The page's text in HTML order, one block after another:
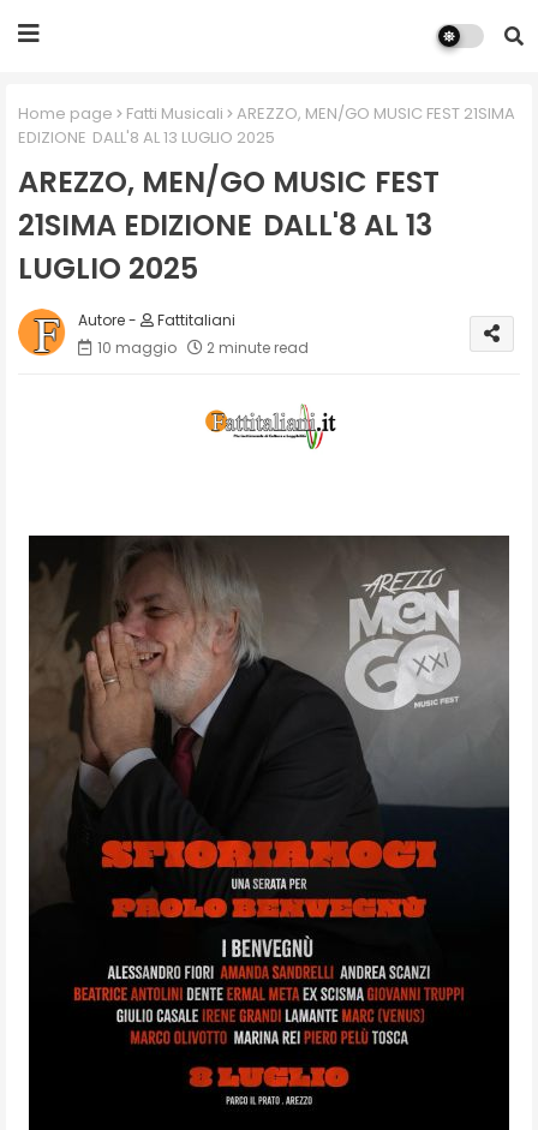
Home page Fatti Musicali
AREZZO, MEN/GO MUSIC FEST 21SIMA
EDIZIONE DALL'8 AL 13 LUGLIO 2025
AREZZO, MEN/GO MUSIC FEST
21SIMA EDIZIONE DALL'8 AL 13
LUGLIO 2025
Fattitaliani
10 maggio
2 minute read